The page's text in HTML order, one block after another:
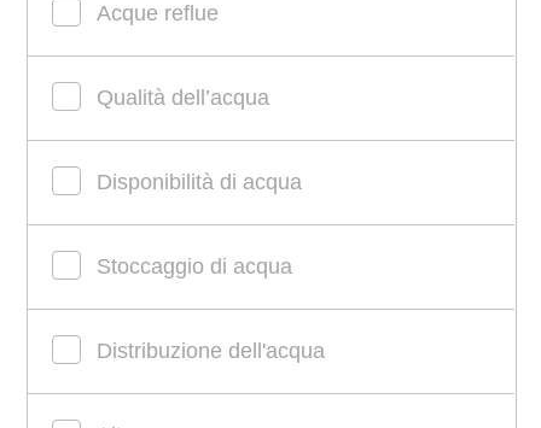
Acque reflue
Qualità dell’acqua
Disponibilità di acqua
Stoccaggio di acqua
Distribuzione dell'acqua